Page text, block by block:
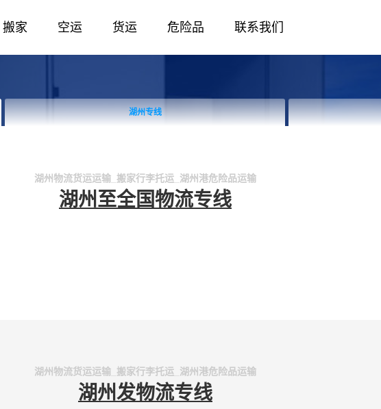
搬家 空运 货运 危险品 联系我们
湖州专线 湖州物流
湖州物流货运运输_搬家行李托运_湖州港危险品运输
湖州至全国物流专线
湖州物流货运运输_搬家行李托运_湖州港危险品运输
湖州发物流专线